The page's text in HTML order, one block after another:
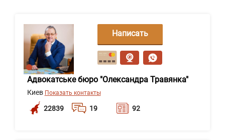
Адвокатське бюро "Олександра Травянка"
Киев Показать контакты
22839 19 92
Написать
сообщение